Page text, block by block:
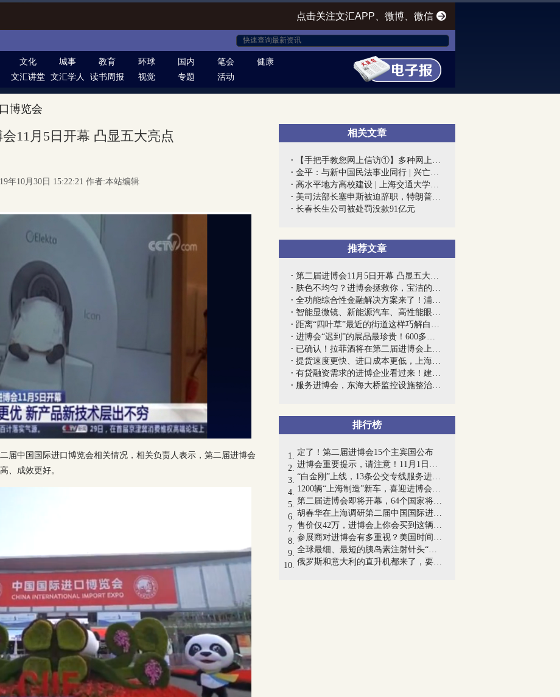
点击关注文汇APP、微博、微信
文化 城事 教育 环球 国内 笔会
健康
文汇讲堂 文汇学人 读书周报 视觉 专题 活动
博览会
相关文章
【手把手教您网上信访①】多种网上信访渠...
金平：与新中国民法事业同行 | 兴亡匹夫...
高水平地方高校建设 | 上海交通大学医学...
美司法部长塞申斯被迫辞职，特朗普终向“...
长春长生公司被处罚没款91亿元
推荐文章
第二届进博会11月5日开幕 凸显五大亮点
肤色不均匀？进博会拯救你，宝洁的量产版...
全功能综合性金融解决方案来了！浦发银行...
智能显微镜、新能源汽车、高性能眼科设备...
距离“四叶草”最近的街道这样巧解白领午...
进博会“迟到”的展品最珍贵！600多斤蓝...
已确认！拉菲酒将在第二届进博会上提供试...
提货速度更快、进口成本更低，上海海关率...
有贷融资需求的进博企业看过来！建行首次...
服务进博会，东海大桥监控设施整治工程顺...
排行榜
定了！第二届进博会15个主宾国公布
进博会重要提示，请注意！11月1日至10日...
“白金刚”上线，13条公交专线服务进博会
1200辆“上海制造”新车，喜迎进博会海内...
第二届进博会即将开幕，64个国家将参加国...
胡春华在上海调研第二届中国国际进口博览...
售价仅42万，进博会上你会买到这辆6.2升...
参展商对进博会有多重视？美国时间晚上10...
全球最细、最短的胰岛素注射针头“纳诺斯...
俄罗斯和意大利的直升机都来了，要在进博...
11月5日开幕 凸显五大亮点
年10月30日 15:22:21 作者:本站编辑
届中国国际进口博览会相关情况，相关负责人表示，第二届进博会
、成效更好。